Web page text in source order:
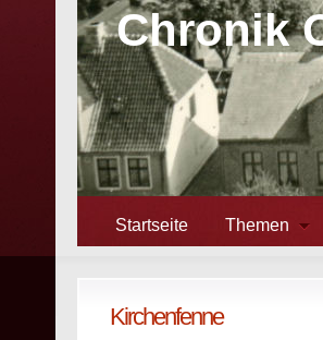
Chronik
Startseite Themen
Kirchenfenne